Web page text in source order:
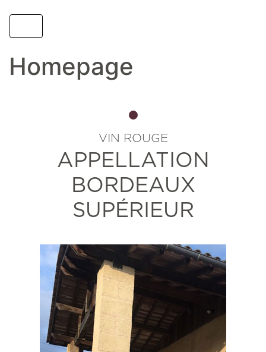
Homepage
VIN ROUGE
APPELLATION
BORDEAUX
SUPÉRIEUR